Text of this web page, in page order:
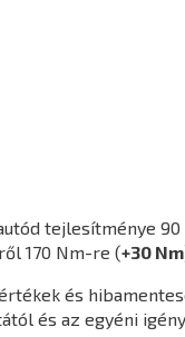
tejlesítménye
170 Nm-re (+30 Nm
és
és az egyéni